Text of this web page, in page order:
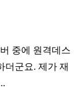
중에 원격데스
더군요. 제가 재